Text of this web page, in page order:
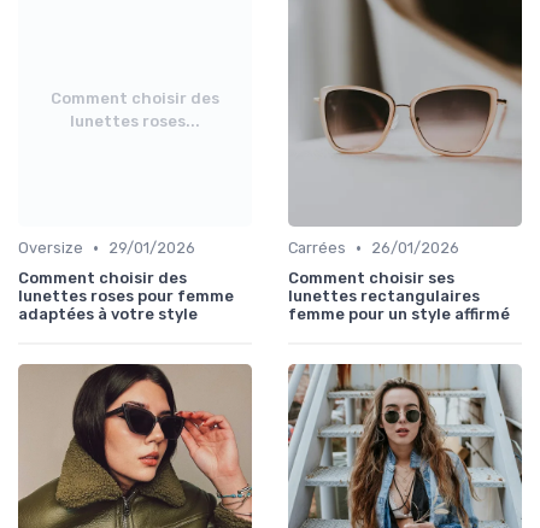
Comment choisir des
lunettes roses...
Oversize •
29/01/2026
Comment choisir des
lunettes roses pour femme
adaptées à votre style
Carrées •
26/01/2026
Comment choisir ses
lunettes rectangulaires
femme pour un style affirmé